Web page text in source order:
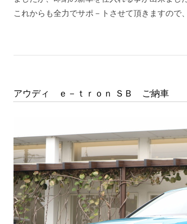
これからも全力でサポ－トさせて頂きますの
アウディ ｅ－ｔｒｏｎ ＳＢ ご納車